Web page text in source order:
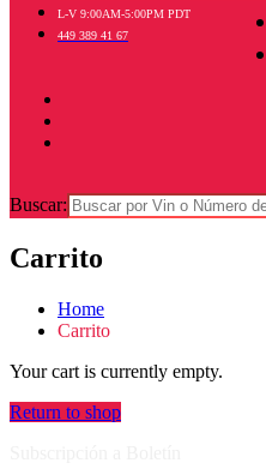
L-V 9:00AM-5:00PM PDT
449 389 41 67
Buscar:
Carrito
Home
Carrito
Your cart is currently empty.
Return to shop